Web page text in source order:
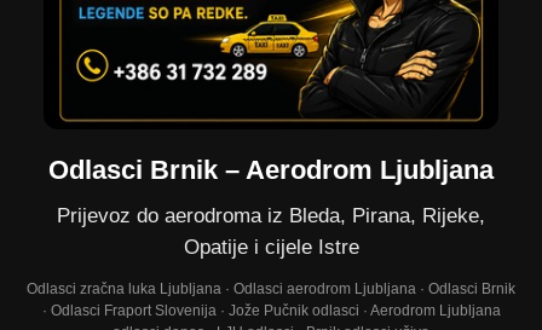
Odlasci Brnik – Aerodrom Ljubljana
Prijevoz do aerodroma iz Bleda, Pirana, Rijeke,
Opatije i cijele Istre
Odlasci zračna luka Ljubljana · Odlasci aerodrom Ljubljana · Odlasci Brnik
· Odlasci Fraport Slovenija · Jože Pučnik odlasci · Aerodrom Ljubljana